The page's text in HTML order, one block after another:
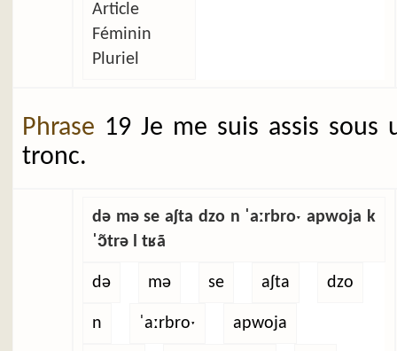
Article
Féminin
Pluriel
Phrase 19 Je me suis assis
tronc.
də mə se aʃta dzo n ˈaːrbroˑ apwoja k
ˈɔ̃trə l tʁã
də mə se aʃta dzo
n ˈaːrbroˑ apwoja